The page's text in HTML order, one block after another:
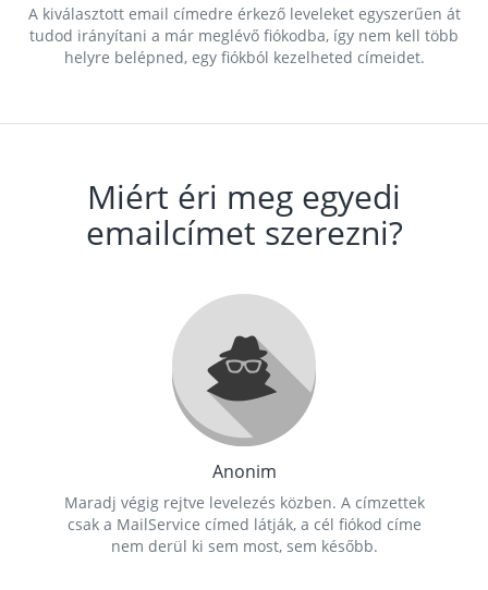
A kiválasztott email címedre érkező leveleket egyszerűen át
tudod irányítani a már meglévő fiókodba, így nem kell több
helyre belépned, egy fiókból kezelheted címeidet.
Miért éri meg egyedi
emailcímet szerezni?
Anonim
Maradj végig rejtve levelezés közben. A címzettek
csak a MailService címed látják, a cél fiókod címe
nem derül ki sem most, sem később.